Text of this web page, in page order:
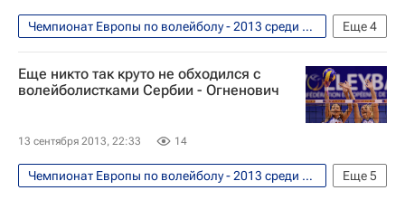
Еще4
Чемпионат Европы по волейболу - 2013 среди женских сборных. 6 - 14 сентября
Волейбол
Еще никто так круто не обходился с
волейболистками Сербии - Огненович
13 сентября 2013, 22:33 14
Еще5
Чемпионат Европы по волейболу - 2013 среди женских сборных. 6 - 14 сентября